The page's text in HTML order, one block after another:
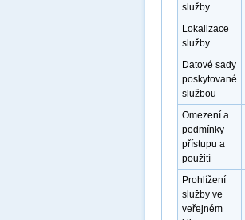
služby
Lokalizace
služby
Datové sady
poskytované
službou
Omezení a
podmínky
přístupu a
použití
Prohlížení
služby ve
veřejném